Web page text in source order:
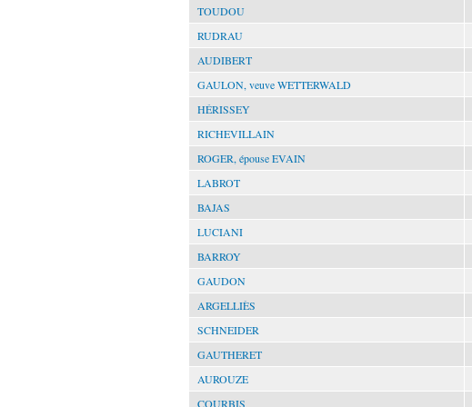
TOUDOU
RUDRAU
AUDIBERT
GAULON, veuve WETTERWALD
HÉRISSEY
RICHEVILLAIN
ROGER, épouse EVAIN
LABROT
BAJAS
LUCIANI
BARROY
GAUDON
ARGELLIÈS
SCHNEIDER
GAUTHERET
AUROUZE
COURBIS